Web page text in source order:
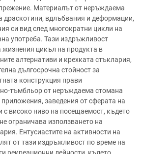
Материалът от неръждаема
драскотини, вдлъбвания и деформации,
си вид след многократни цикли на
употреба. Тази издръжливост
цикъл на продукта в
алтернативи и крехката стъклария,
дългосрочна стойност за
конструкция прави
тъмбльор от неръждаема стомана
заведения от сферата на
с високо ниво на посещаемост, където
ограничава използването на
Ентусиастите на активности на
от тази издръжливост по време на